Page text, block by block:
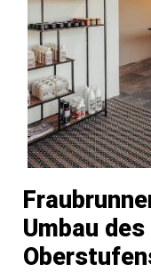
Umbau des